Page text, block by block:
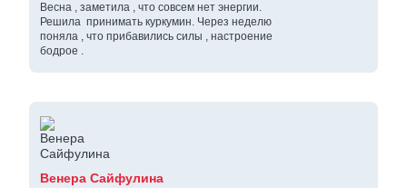
Весна , заметила , что совсем нет энергии.
Решила принимать куркумин. Через неделю
поняла , что прибавились силы , настроение
бодрое .
Венера Сайфулина